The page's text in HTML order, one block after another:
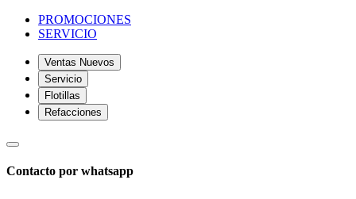
PROMOCIONES
SERVICIO
Ventas Nuevos
Servicio
Flotillas
Refacciones
Contacto por whatsapp